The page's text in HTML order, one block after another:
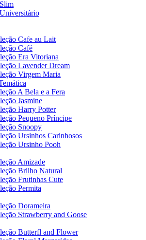
Cafe au Lait
Café
Era Vitoriana
Lavender Dream
Virgem Maria
A Bela e a Fera
Jasmine
Harry Potter
Pequeno Príncipe
Snoopy
Ursinhos Carinhosos
Ursinho Pooh
Amizade
Brilho Natural
Frutinhas Cute
Permita
Dorameira
Strawberry and Goose
Butterfl and Flower